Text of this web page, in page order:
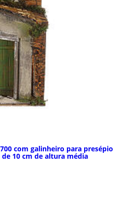
com galinheiro para presépio
10 cm de altura média